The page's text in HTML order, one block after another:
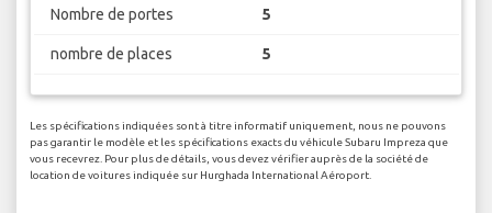
Nombre de portes 5
nombre de places 5
Les spécifications indiquées sont à titre informatif uniquement, nous ne pouvons
pas garantir le modèle et les spécifications exacts du véhicule Subaru Impreza que
vous recevrez. Pour plus de détails, vous devez vérifier auprès de la société de
location de voitures indiquée sur Hurghada International Aéroport.